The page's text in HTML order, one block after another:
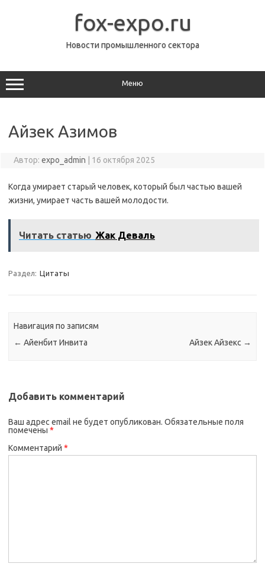
fox-expo.ru
Новости промышленного сектора
Меню
Айзек Азимов
Автор: expo_admin 16 октября 2025
Когда умирает старый человек, который был частью вашей
жизни, умирает часть вашей молодости.
Читать статью Жак Деваль
Раздел: Цитаты
Навигация по записям
← Айенбит Инвита Айзек Айзекс →
Добавить комментарий
Ваш адрес email не будет опубликован. Обязательные поля
помечены *
Комментарий *